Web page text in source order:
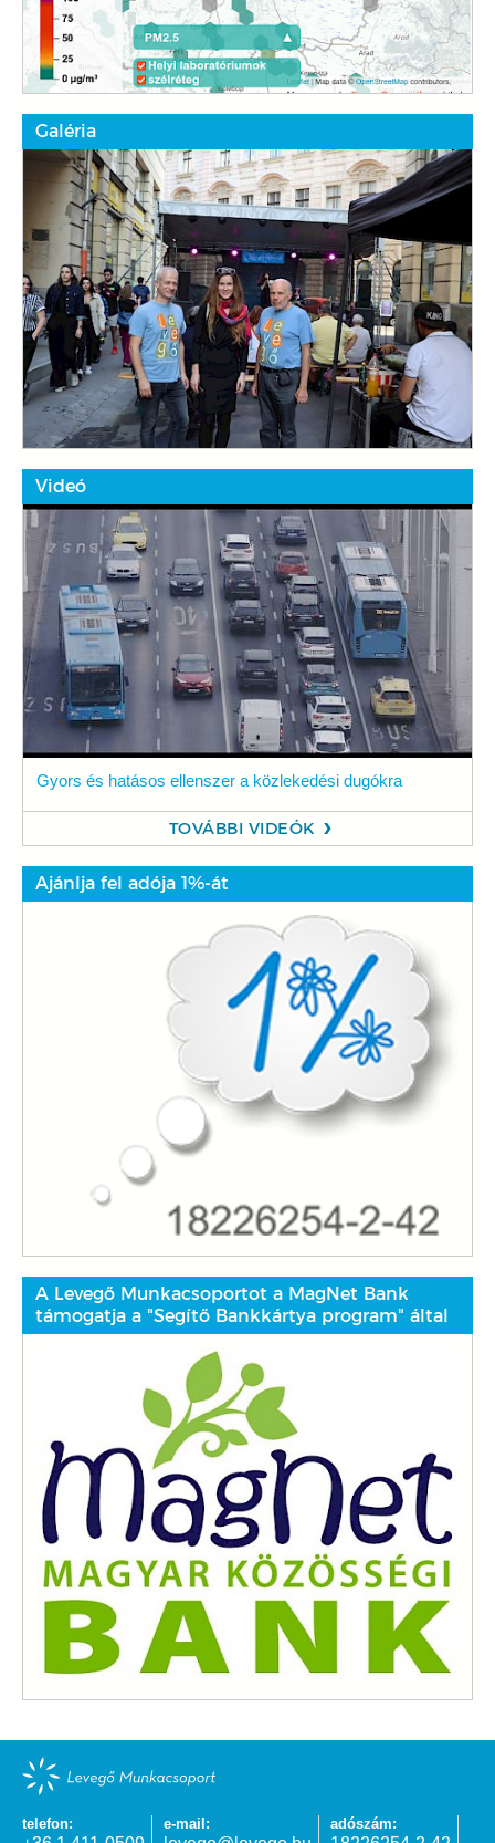
Galéria
Videó
Gyors és hatásos ellenszer a közlekedési dugókra
TOVÁBBI VIDEÓK
Ajánlja fel adója 1%-át
A Levegő Munkacsoportot a MagNet Bank
támogatja a "Segítő Bankkártya program" által
telefon: e-mail: adószám: